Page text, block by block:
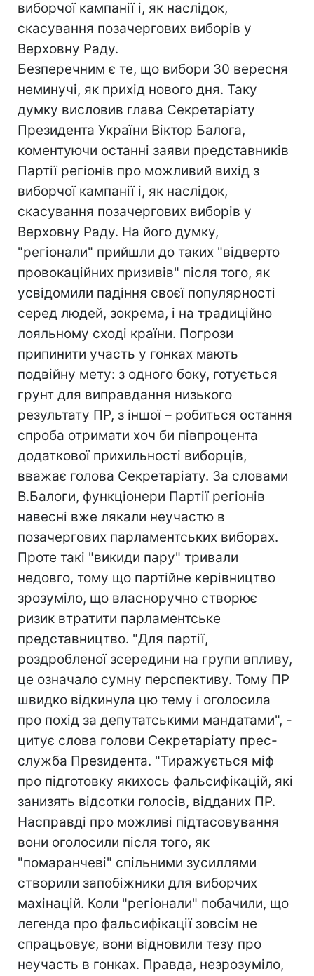
виборчої кампанії і, як наслідок,
скасування позачергових виборів у
Верховну Раду.
Безперечним є те, що вибори 30 вересня
неминучі, як прихід нового дня. Таку
думку висловив глава Секретаріату
Президента України Віктор Балога,
коментуючи останні заяви представників
Партії регіонів про можливий вихід з
виборчої кампанії і, як наслідок,
скасування позачергових виборів у
Верховну Раду. На його думку,
"регіонали" прийшли до таких "відверто
провокаційних призивів" після того, як
усвідомили падіння своєї популярності
серед людей, зокрема, і на традиційно
лояльному сході країни. Погрози
припинити участь у гонках мають
подвійну мету: з одного боку, готується
грунт для виправдання низького
результату ПР, з іншої – робиться остання
спроба отримати хоч би півпроцента
додаткової прихильності виборців,
вважає голова Секретаріату. За словами
В.Балоги, функціонери Партії регіонів
навесні вже лякали неучастю в
позачергових парламентських виборах.
Проте такі "викиди пару" тривали
недовго, тому що партійне керівництво
зрозуміло, що власноручно створює
ризик втратити парламентське
представництво. "Для партії,
роздробленої зсередини на групи впливу,
це означало сумну перспективу. Тому ПР
швидко відкинула цю тему і оголосила
про похід за депутатськими мандатами", -
цитує слова голови Секретаріату прес-
служба Президента. "Тиражується міф
про підготовку якихось фальсифікацій, які
занизять відсотки голосів, відданих ПР.
Насправді про можливі підтасовування
вони оголосили після того, як
"помаранчеві" спільними зусиллями
створили запобіжники для виборчих
махінацій. Коли "регіонали" побачили, що
легенда про фальсифікації зовсім не
спрацьовує, вони відновили тезу про
неучасть в гонках. Правда, незрозуміло,